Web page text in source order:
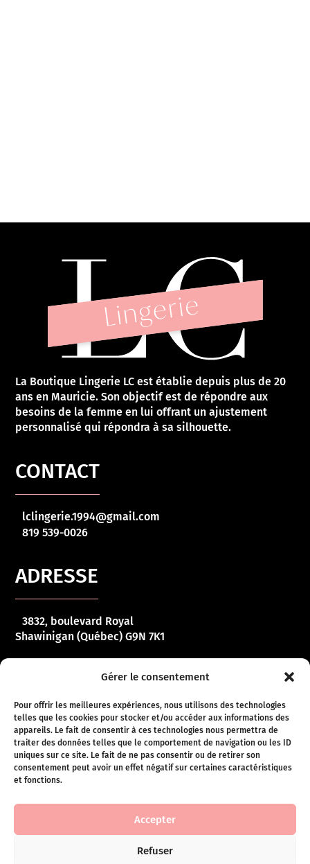
Gérer le consentement
Pour offrir les meilleures expériences, nous utilisons des technologies
telles que les cookies pour stocker et/ou accéder aux informations des
appareils. Le fait de consentir à ces technologies nous permettra de
traiter des données telles que le comportement de navigation ou les ID
uniques sur ce site. Le fait de ne pas consentir ou de retirer son
consentement peut avoir un effet négatif sur certaines caractéristiques
et fonctions.
Accepter
Refuser
La Boutique Lingerie LC est établie depuis plus de 20
ans en Mauricie. Son objectif est de répondre aux
besoins de la femme en lui offrant un ajustement
personnalisé qui répondra à sa silhouette.
CONTACT
lclingerie.1994@gmail.com
819 539-0026
ADRESSE
3832, boulevard Royal
Shawinigan (Québec) G9N 7K1
Lundi – vendredi :10 h 00 – 17 h 00
Samedi :10 h 00 – 16 h 00
Dimanche :
Conditions de ventes